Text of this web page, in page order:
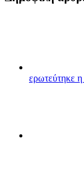
ερωτεύτηκε